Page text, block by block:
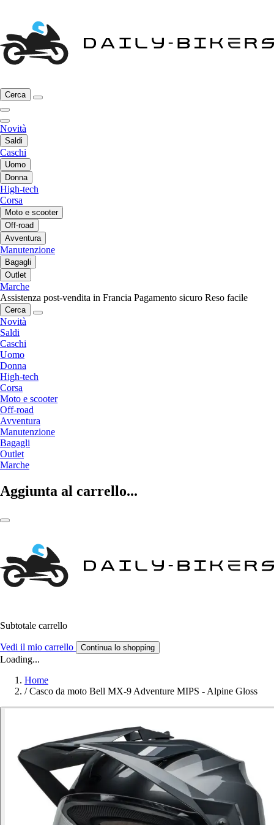
Cerca
Novità
Saldi
Caschi
Uomo
Donna
High-tech
Corsa
Moto e scooter
Off-road
Avventura
Manutenzione
Bagagli
Outlet
Marche
Assistenza post-vendita in Francia Pagamento sicuro Reso facile
Cerca
Novità
Saldi
Caschi
Uomo
Donna
High-tech
Corsa
Moto e scooter
Off-road
Avventura
Manutenzione
Bagagli
Outlet
Marche
Aggiunta al carrello...
Subtotale carrello
Vedi il mio carrello Continua lo shopping
Loading...
Home
/ Casco da moto Bell MX-9 Adventure MIPS - Alpine Gloss